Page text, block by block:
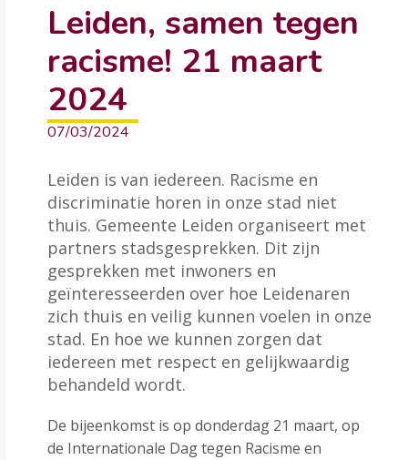
Leiden, samen tegen
racisme! 21 maart
2024
07/03/2024
Leiden is van iedereen. Racisme en
discriminatie horen in onze stad niet
thuis. Gemeente Leiden organiseert met
partners stadsgesprekken. Dit zijn
gesprekken met inwoners en
geïnteresseerden over hoe Leidenaren
zich thuis en veilig kunnen voelen in onze
stad. En hoe we kunnen zorgen dat
iedereen met respect en gelijkwaardig
behandeld wordt.
De bijeenkomst is op donderdag 21 maart, op
de Internationale Dag tegen Racisme en